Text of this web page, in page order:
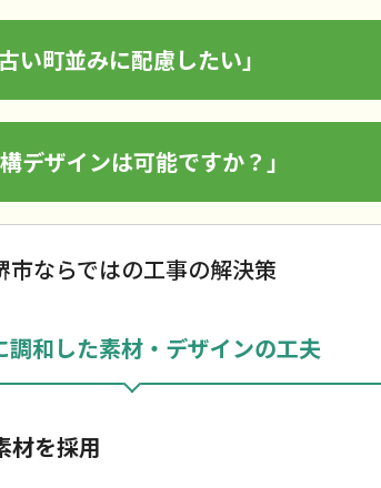
い町並みに配慮したい」
デザインは可能ですか？」
市ならではの工事の解決策
調和した素材・デザインの工夫
材を採用